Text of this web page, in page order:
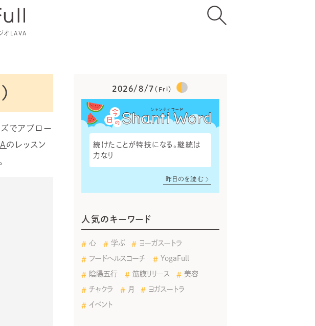
オLAVA
でアプロー
のレッスン
2026/8/7 （Fri）
続けたことが特技になる。継続は
力なり
昨日のを読む
人気のキーワード
心 学ぶ ヨーガスートラ
フードヘルスコーチ YogaFull
陰陽五行 筋膜リリース 美容
チャクラ 月 ヨガスートラ
イベント